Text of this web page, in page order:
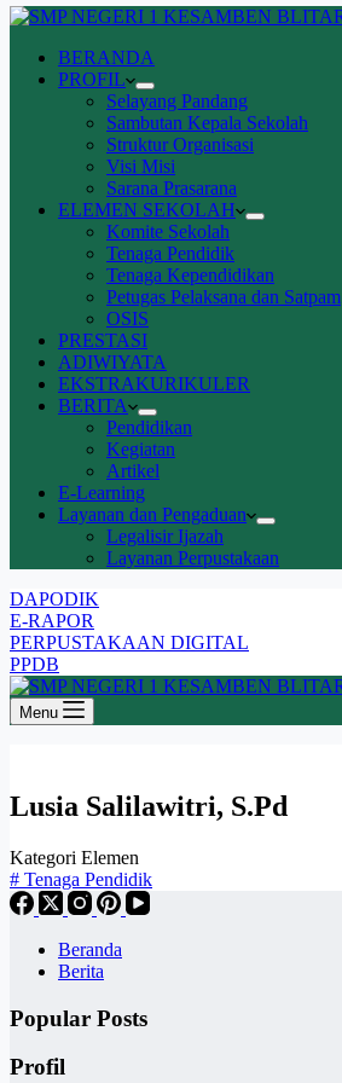
BERANDA
PROFIL
Selayang Pandang
Sambutan Kepala Sekolah
Struktur Organisasi
Visi Misi
Sarana Prasarana
ELEMEN SEKOLAH
Komite Sekolah
Tenaga Pendidik
Tenaga Kependidikan
Petugas Pelaksana dan Satpam
OSIS
PRESTASI
ADIWIYATA
EKSTRAKURIKULER
BERITA
Pendidikan
Kegiatan
Artikel
E-Learning
Layanan dan Pengaduan
Legalisir Ijazah
Layanan Perpustakaan
DAPODIK
E-RAPOR
PERPUSTAKAAN DIGITAL
PPDB
Menu
Lusia Salilawitri, S.Pd
Kategori Elemen
# Tenaga Pendidik
Beranda
Berita
Popular Posts
Profil